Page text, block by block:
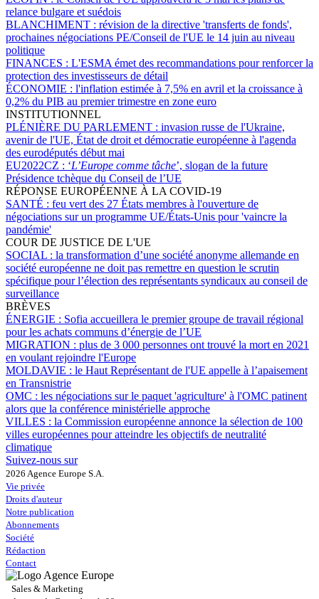
relance bulgare et suédois
BLANCHIMENT : révision de la directive 'transferts de fonds',
prochaines négociations PE/Conseil de l'UE le 14 juin au niveau
politique
FINANCES : L'ESMA émet des recommandations pour renforcer la
protection des investisseurs de détail
ÉCONOMIE : l'inflation estimée à 7,5% en avril et la croissance à
0,2% du PIB au premier trimestre en zone euro
INSTITUTIONNEL
PLÉNIÈRE DU PARLEMENT : invasion russe de l'Ukraine,
avenir de l'UE, État de droit et démocratie européenne à l'agenda
des eurodéputés début mai
EU2022CZ : ‘L’Europe comme tâche’, slogan de la future
Présidence tchèque du Conseil de l’UE
RÉPONSE EUROPÉENNE À LA COVID-19
SANTÉ : feu vert des 27 États membres à l'ouverture de
négociations sur un programme UE/États-Unis pour 'vaincre la
pandémie'
COUR DE JUSTICE DE L'UE
SOCIAL : la transformation d’une société anonyme allemande en
société européenne ne doit pas remettre en question le scrutin
spécifique pour l’élection des représentants syndicaux au conseil de
surveillance
BRÈVES
ÉNERGIE : Sofia accueillera le premier groupe de travail régional
pour les achats communs d’énergie de l’UE
MIGRATION : plus de 3 000 personnes ont trouvé la mort en 2021
en voulant rejoindre l'Europe
MOLDAVIE : le Haut Représentant de l'UE appelle à l’apaisement
en Transnistrie
OMC : les négociations sur le paquet 'agriculture' à l'OMC patinent
alors que la conférence ministérielle approche
VILLES : la Commission européenne annonce la sélection de 100
villes européennes pour atteindre les objectifs de neutralité
climatique
Suivez-nous sur
2026 Agence Europe S.A.
Vie privée
Droits d'auteur
Notre publication
Abonnements
Société
Rédaction
Contact
Sales & Marketing